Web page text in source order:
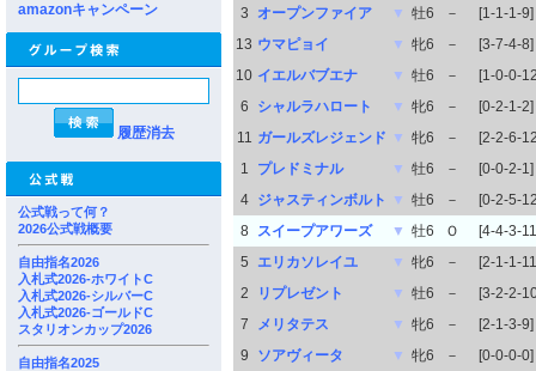
amazonキャンペーン
履歴消去
公式戦って何？
2026公式戦概要
自由指名2026
入札式2026-ホワイトC
入札式2026-シルバーC
入札式2026-ゴールドC
スタリオンカップ2026
自由指名2025
3 オープンファイア ▼ 牡6 －
[1-1-1-9]
13 ウマピョイ ▼ 牝6 －
[3-7-4-8]
10 イエルバブエナ ▼ 牡6 －
[1-0-0-
6
シャルラハロート ▼ 牝6 －
[0-2-1-2]
11 ガールズレジェンド ▼ 牝6 －
[2-2-6-
1
プレドミナル ▼ 牡6 －
[0-0-2-1]
4
ジャスティンボルト ▼ 牡6 －
[0-2-5-
8
スイープアワーズ ▼ 牡6 Ｏ
[4-4-3-
5
エリカソレイユ ▼ 牝6 －
[2-1-1-
2
リプレゼント ▼ 牡6 －
[3-2-2-
7
メリタテス ▼ 牝6 －
[2-1-3-9]
9
ソアヴィータ ▼ 牝6 －
[0-0-0-0]